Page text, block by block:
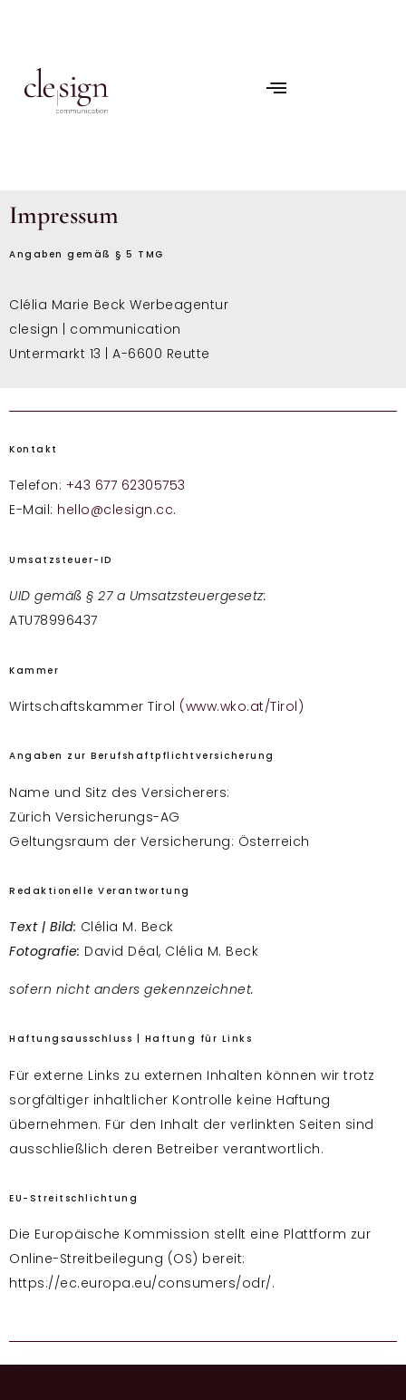
Impressum
Angaben gemäß § 5 TMG
Clélia Marie Beck Werbeagentur
clesign | communication
Untermarkt 13 | A-6600 Reutte
Kontakt
Telefon: +43 677 62305753
E-Mail: hello@clesign.cc.
Umsatzsteuer-ID
UID gemäß § 27 a Umsatzsteuergesetz:
ATU78996437
Kammer
Wirtschaftskammer Tirol (www.wko.at/Tirol)
Angaben zur Berufshaftpflichtversicherung
Name und Sitz des Versicherers:
Zürich Versicherungs-AG
Geltungsraum der Versicherung: Österreich
Redaktionelle Verantwortung
Text | Bild: Clélia M. Beck
Fotografie: David Déal, Clélia M. Beck
sofern nicht anders gekennzeichnet.
Haftungsausschluss | Haftung für Links
Für externe Links zu externen Inhalten können wir trotz
sorgfältiger inhaltlicher Kontrolle keine Haftung
übernehmen. Für den Inhalt der verlinkten Seiten sind
ausschließlich deren Betreiber verantwortlich.
EU-Streitschlichtung
Die Europäische Kommission stellt eine Plattform zur
Online-Streitbeilegung (OS) bereit:
https://ec.europa.eu/consumers/odr/.